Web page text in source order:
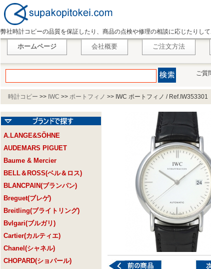
弊社時計コピーの品質を保証したり、商品の点検や修理の相談に応じたりし
ホームページ 会社概要 ご注文方法
ご質
時計コピー >> IWC >> ポートフィノ >> IWC ポートフィノ / Ref.IW353301
A.LANGE&SÖHNE
AUDEMARS PIGUET
Baume & Mercier
BELL＆ROSS(ベル＆ロス)
BLANCPAIN(ブランパン)
Breguet(ブレゲ)
Breitling(ブライトリング)
Bvlgari(ブルガリ)
Cartier(カルティエ)
Chanel(シャネル)
CHOPARD(ショパール)